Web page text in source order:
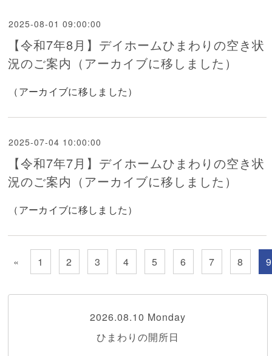
2025-08-01 09:00:00
【令和7年8月】デイホームひまわりの空き状
況のご案内（アーカイブに移しました）
（アーカイブに移しました）
2025-07-04 10:00:00
【令和7年7月】デイホームひまわりの空き状
況のご案内（アーカイブに移しました）
（アーカイブに移しました）
« 1 2 3 4 5 6 7 8 9
2026.08.10 Monday
ひまわりの開所日